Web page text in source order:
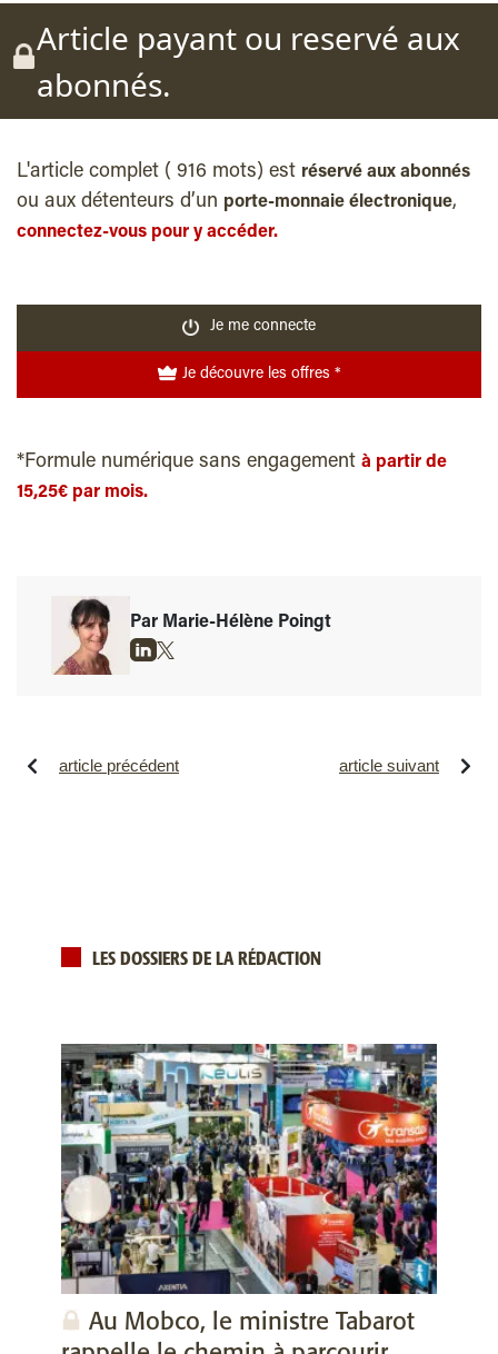
Article payant ou reservé aux
abonnés.
L'article complet ( 916 mots) est réservé aux abonnés
ou aux détenteurs d’un porte-monnaie électronique,
connectez-vous pour y accéder.
Je me connecte
Je découvre les offres *
*Formule numérique sans engagement à partir de
15,25€ par mois.
Par Marie-Hélène Poingt
article précédent article suivant
LES DOSSIERS DE LA RÉDACTION
Au Mobco, le ministre Tabarot